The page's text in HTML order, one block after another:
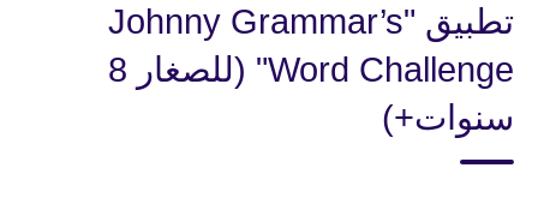
تطبيق "Johnny Grammar’s
Word Challenge" (للصغار 8
سنوات+)